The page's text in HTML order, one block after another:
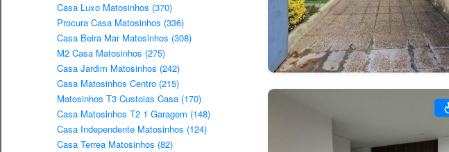
Casa Luxo Matosinhos (370)
Procura Casa Matosinhos (336)
Casa Beira Mar Matosinhos (308)
M2 Casa Matosinhos (275)
Casa Jardim Matosinhos (242)
Casa Matosinhos Centro (215)
Matosinhos T3 Custoias Casa (170)
Casa Matosinhos T2 1 Garagem (148)
Casa Independente Matosinhos (124)
Casa Terrea Matosinhos (82)